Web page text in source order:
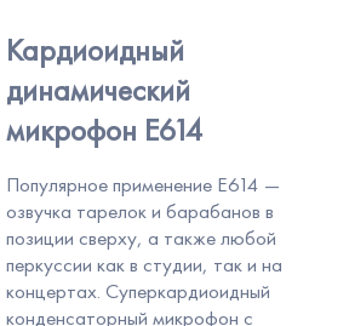
Кардиоидный
динамический
микрофон Е614
Популярное применение Е614 —
озвучка тарелок и барабанов в
позиции сверху, а также любой
перкуссии как в студии, так и на
концертах. Суперкардиоидный
конденсаторный микрофон с